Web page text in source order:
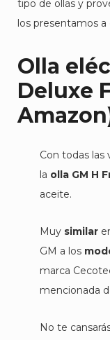
tipo de ollas y
los presentamos
Olla
Deluxe
Amazon
Con todas las
la olla GM H
aceite.
Muy similar
GM a los
marca
mencionada
No te